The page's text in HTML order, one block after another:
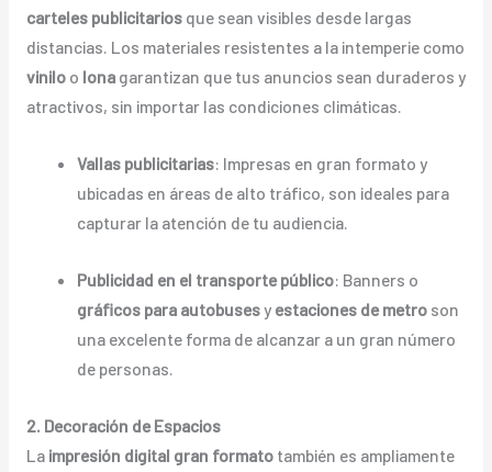
carteles publicitariosque sean visibles desde largas
distancias. Los materiales resistentes a la intemperie como
viniloo lonagarantizan que tus anuncios sean duraderos y
atractivos, sin importar las condiciones climáticas.
Vallas publicitarias: Impresas en gran formato y
ubicadas en áreas de alto tráfico, son ideales para
capturar la atención de tu audiencia.
Publicidad en el transporte público: Banners o
gráficos para autobusesy estaciones de metro son
una excelente forma de alcanzar a un gran número
de personas.
2. Decoración de Espacios
La impresión digital gran formatotambién es ampliamente